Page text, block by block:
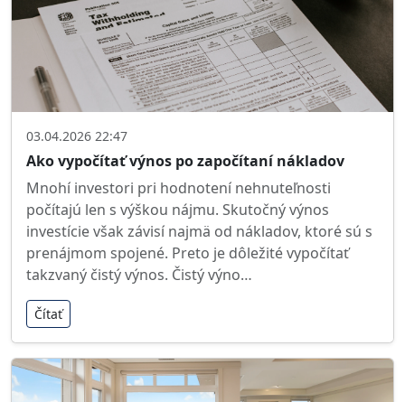
03.04.2026 22:47
Ako vypočítať výnos po započítaní nákladov
Mnohí investori pri hodnotení nehnuteľnosti
počítajú len s výškou nájmu. Skutočný výnos
investície však závisí najmä od nákladov, ktoré sú s
prenájmom spojené. Preto je dôležité vypočítať
takzvaný čistý výnos. Čistý výno…
Čítať